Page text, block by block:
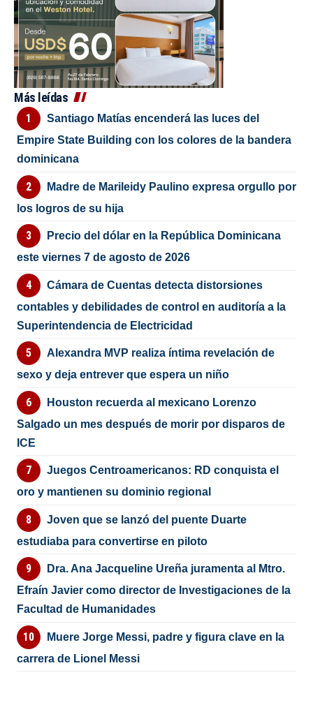
Más leídas
Santiago Matías encenderá las luces del
Empire State Building con los colores de la bandera
dominicana
Madre de Marileidy Paulino expresa orgullo por
los logros de su hija
Precio del dólar en la República Dominicana
este viernes 7 de agosto de 2026
Cámara de Cuentas detecta distorsiones
contables y debilidades de control en auditoría a la
Superintendencia de Electricidad
Alexandra MVP realiza íntima revelación de
sexo y deja entrever que espera un niño
Houston recuerda al mexicano Lorenzo
Salgado un mes después de morir por disparos de
ICE
Juegos Centroamericanos: RD conquista el
oro y mantienen su dominio regional
Joven que se lanzó del puente Duarte
estudiaba para convertirse en piloto
Dra. Ana Jacqueline Ureña juramenta al Mtro.
Efraín Javier como director de Investigaciones de la
Facultad de Humanidades
Muere Jorge Messi, padre y figura clave en la
carrera de Lionel Messi